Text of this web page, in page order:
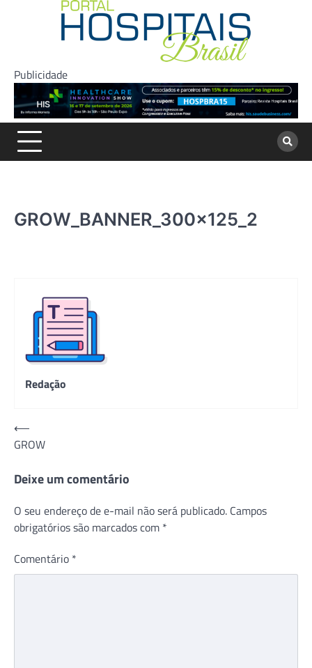
Publicidade
GROW_BANNER_300x125_2
Redação
Navegação
de
Post
⟵
GROW
Deixe um comentário
O seu endereço de e-mail não será publicado. Campos
obrigatórios são marcados com *
Comentário *